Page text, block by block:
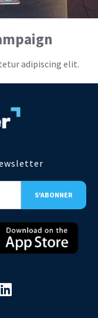
adipiscing elit.
